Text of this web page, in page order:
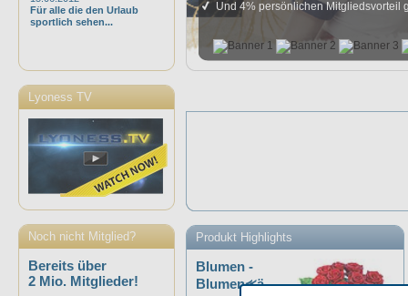
Für alle die den Urlaub
sportlich sehen...
Lyoness TV
Noch nicht Mitglied?
Bereits über
2 Mio. Mitglieder!
Und 4% persönlichen Mitgliedsvorteil
Produkt Highlights
Blumen -
Blumen⪻ä...